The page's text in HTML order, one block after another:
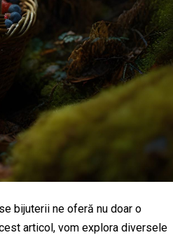
bijuterii ne oferă nu doar o
articol, vom explora diversele